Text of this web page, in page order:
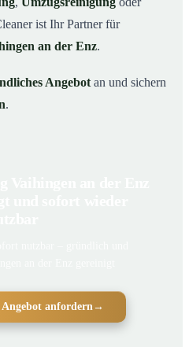
ist Ihr Partner für
an der Enz.
Angebot an und sichern
.
Angebot anfordern→